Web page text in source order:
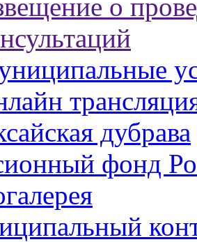
о
дубрава
фонд